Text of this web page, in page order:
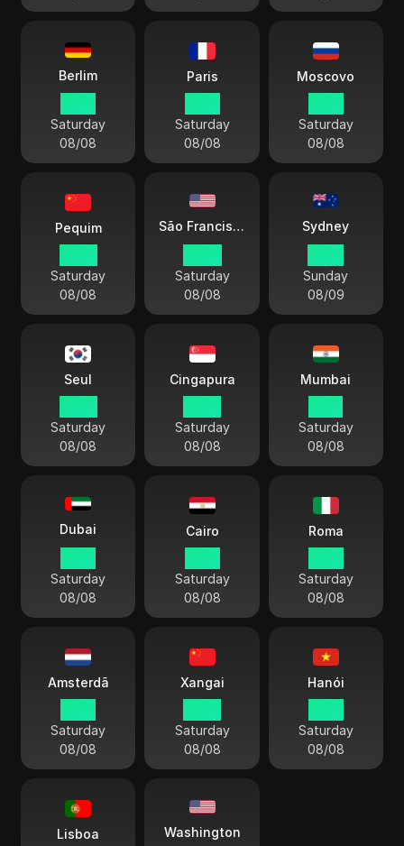
Berlim
Saturday
08/08
Paris
Saturday
08/08
Moscovo
Saturday
08/08
Pequim
Saturday
08/08
São Francisco
Saturday
08/08
Sydney
Sunday
08/09
Seul
Saturday
08/08
Cingapura
Saturday
08/08
Mumbai
Saturday
08/08
Dubai
Saturday
08/08
Cairo
Saturday
08/08
Roma
Saturday
08/08
Amsterdã
Saturday
08/08
Xangai
Saturday
08/08
Hanói
Saturday
08/08
Lisboa Washington